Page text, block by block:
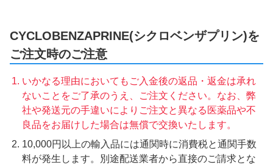
CYCLOBENZAPRINE(シクロベンザプリン)を
ご注文時のご注意
いかなる理由においてもご入金後の返品・返金は承れ
ないことをご了承のうえ、ご注文ください。なお、弊
社や発送元の手違いによりご注文と異なる医薬品や不
良品をお届けした場合は無償で交換いたします。
10,000円以上の輸入品には通関時に消費税と通関手数
料が発生します。別途配送業者から直接のご請求とな